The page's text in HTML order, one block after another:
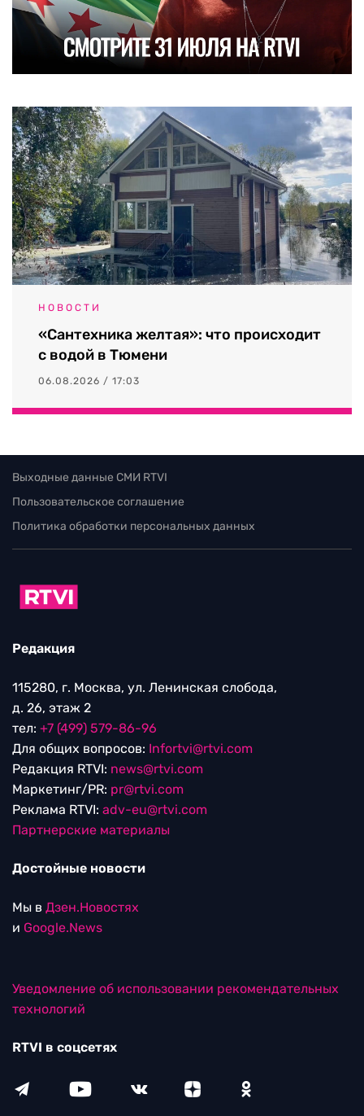
НОВОСТИ
«Сантехника желтая»: что происходит
с водой в Тюмени
06.08.2026 / 17:03
Выходные данные СМИ RTVI
Пользовательское соглашение
Политика обработки персональных данных
Редакция
115280, г. Москва, ул. Ленинская слобода,
д. 26, этаж 2
тел: +7 (499) 579-86-96
Для общих вопросов: Infortvi@rtvi.com
Редакция RTVI: news@rtvi.com
Маркетинг/PR: pr@rtvi.com
Реклама RTVI: adv-eu@rtvi.com
Партнерские материалы
Достойные новости
Мы в Дзен.Новостях
и Google.News
Уведомление об использовании рекомендательных
технологий
RTVI в соцсетях